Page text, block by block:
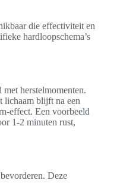
die effectiviteit en
hardloopschema’s
herstelmomenten.
lichaam blijft na een
effect. Een voorbeeld
1-2 minuten rust,
Deze